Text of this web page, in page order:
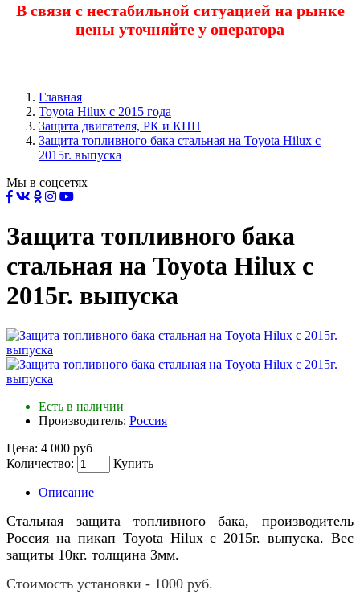
В связи с нестабильной ситуацией на рынке
цены уточняйте у оператора
Главная
Toyota Нilux с 2015 года
Защита двигателя, РК и КПП
Защита топливного бака стальная на Toyota Hilux с
2015г. выпуска
Мы в соцсетях
Защита топливного бака
стальная на Toyota Hilux с
2015г. выпуска
Есть в наличии
Производитель: Россия
Цена: 4 000 руб
Количество:
Купить
Описание
Стальная защита топливного бака, производитель
Россия на пикап Toyota Hilux с 2015г. выпуска. Вес
защиты 10кг. толщина 3мм.
Стоимость установки - 1000 руб.